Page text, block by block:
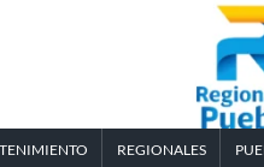
REGIONALES